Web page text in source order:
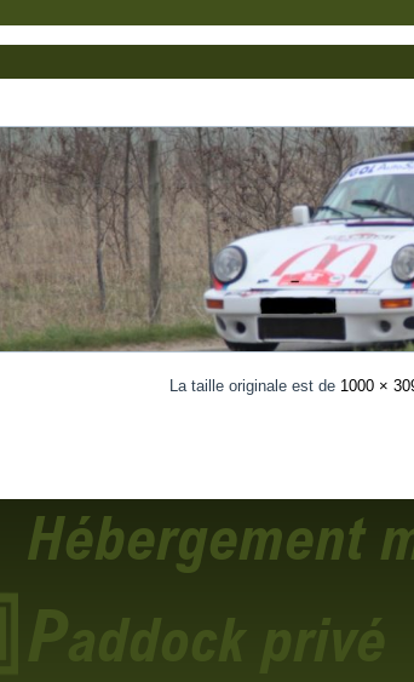
La taille originale est de 1000 ×